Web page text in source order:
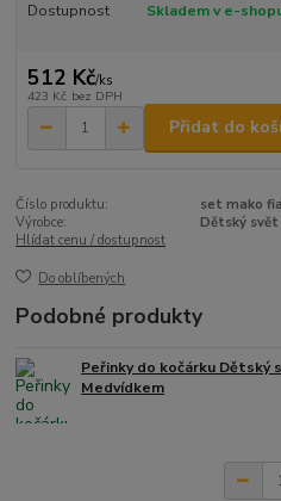
Dostupnost Skladem v e-
512 Kč/ks
423 Kč bez DPH
Přidat do
Číslo produktu:
set mako
Výrobce:
Dětský svět
Hlídat cenu / dostupnost
Do oblíbených
Podobné produkty
Peřinky do kočárku Dětský
Medvídkem